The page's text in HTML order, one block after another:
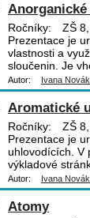
Ročníky:
ZŠ
Prezentace je
vlastnosti a
sloučenin. Je
Autor: Ivana
Aromatické
Ročníky:
ZŠ
Prezentace je
uhlovodících. V
výkladové
Autor: Ivana
Atomy